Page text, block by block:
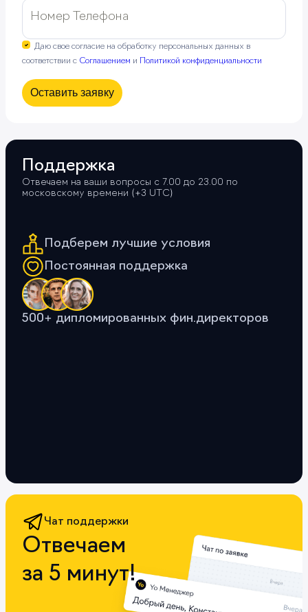
Номер Телефона
Даю свое согласие на обработку персональных данных в
соответствии с Соглашением и Политикой конфиденциальности
Оставить заявку
Поддержка
Отвечаем на ваши вопросы с 7.00 до 23.00 по
московскому времени (+3 UTС)
Подберем лучшие условия
Постоянная поддержка
500+ дипломированных фин.директоров
Чат поддержки
Отвечаем
за 5 минут!